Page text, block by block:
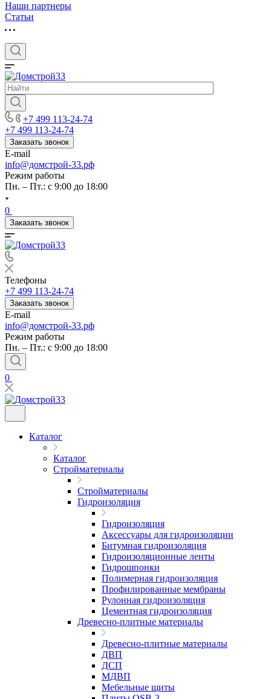
Наши партнеры
Статьи
+7 499 113-24-74
+7 499 113-24-74
Заказать звонок
E-mail
info@домстрой-33.рф
Режим работы
Пн. – Пт.: с 9:00 до 18:00
0
Заказать звонок
Телефоны
+7 499 113-24-74
Заказать звонок
E-mail
info@домстрой-33.рф
Режим работы
Пн. – Пт.: с 9:00 до 18:00
0
Каталог
Каталог
Стройматериалы
Стройматериалы
Гидроизоляция
Гидроизоляция
Аксессуары для гидроизоляции
Битумная гидроизоляция
Гидроизоляционные ленты
Гидрошпонки
Полимерная гидроизоляция
Профилированные мембраны
Рулонная гидроизоляция
Цементная гидроизоляция
Древесно-плитные материалы
Древесно-плитные материалы
ДВП
ДСП
МДВП
Мебельные щиты